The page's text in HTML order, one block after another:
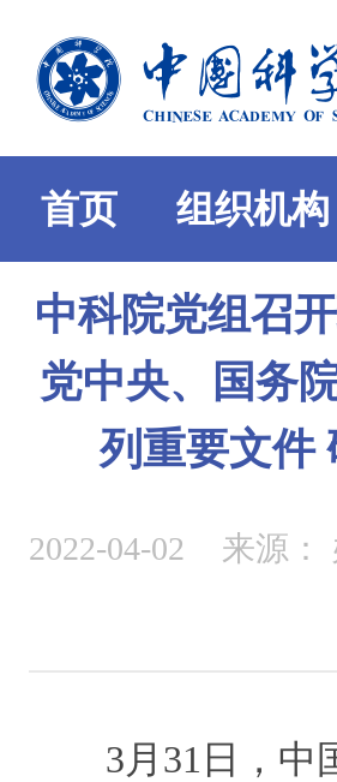
首页 组织机构
中科院党组召
党中央、国务
列重要文件
2022-04-02 来源：
3月31日，中